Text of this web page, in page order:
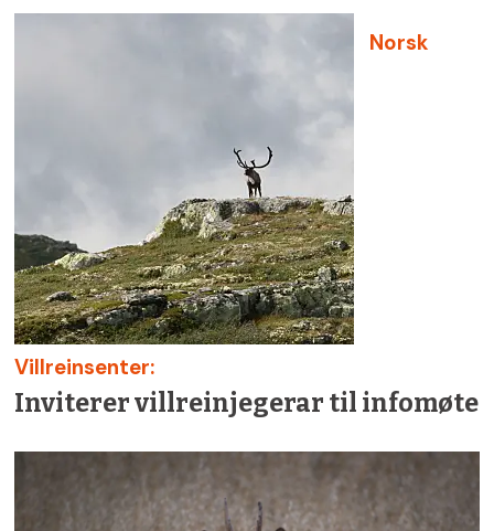
Norsk
Villreinsenter:
Inviterer villreinjegerar til infomøte